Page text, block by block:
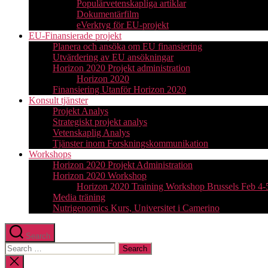
Populärvetenskapliga artiklar
Dokumentärfilm
eVerktyg för EU-projekt
EU-Finansierade projekt
Planera och ansöka om EU finansiering
Utvärdering av EU ansökningar
Horizon 2020 Projekt administration
Horizon 2020
Finansiering Utanför Horizon 2020
Konsult tjänster
Projekt Analys
Strategiskt projekt analys
Vetenskaplig Analys
Tjänster inom Forskningskommunikation
Workshops
Horizon 2020 Projekt Administration
Horizon 2020 Workshop
Horizon 2020 Training Workshop Brussels Feb 4-
Media träning
Nutrigenomics Kurs, Universitet i Camerino
Search
Search
for:
Close